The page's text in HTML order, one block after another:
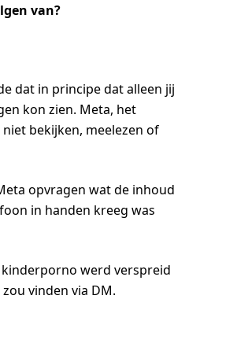
van?
dat in principe dat alleen jij
kon zien. Meta, het
bekijken, meelezen of
opvragen wat de inhoud
in handen kreeg was
werd verspreid
vinden via DM.